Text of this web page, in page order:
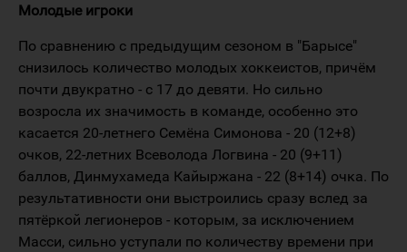
Молодые игроки
По сравнению с предыдущим сезоном в "Барысе"
снизилось количество молодых хоккеистов, причём
почти двукратно - с 17 до девяти. Но сильно
возросла их значимость в команде, особенно это
касается 20-летнего Семёна Симонова - 20 (12+8)
очков, 22-летних Всеволода Логвина - 20 (9+11)
баллов, Динмухамеда Кайыржана - 22 (8+14) очка. По
результативности они выстроились сразу вслед за
пятёркой легионеров - которым, за исключением
Масси, сильно уступали по количеству времени при